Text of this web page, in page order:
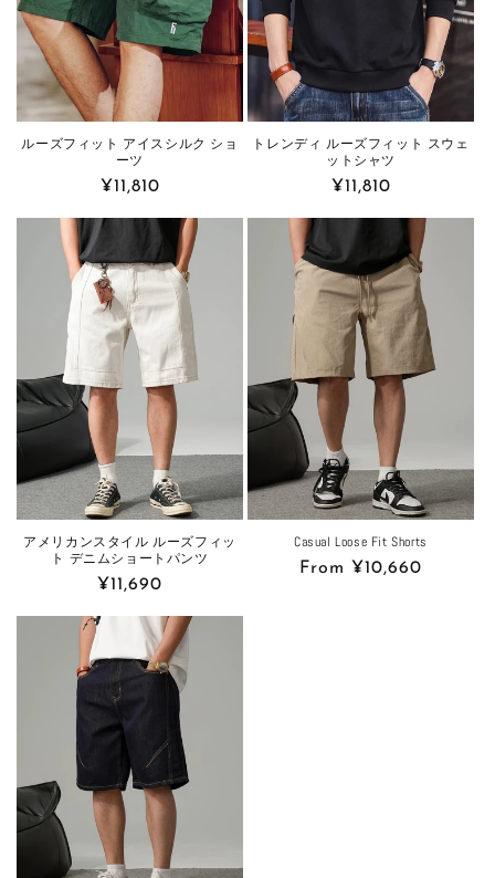
ルーズフィット アイスシルク ショ
ーツ
Regular
¥11,810
トレンディ ルーズフィット スウェ
ットシャツ
Regular
¥11,810
アメリカンスタイル ルーズフィッ
ト デニムショートパンツ
Regular
¥11,690
Casual Loose Fit Shorts
Regular
From ¥10,660